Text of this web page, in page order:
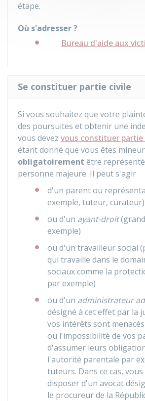
étape.
Où s'adresser ?
Bureau d'aide aux
Se constituer partie civile
Si vous souhaitez que votre
des poursuites et obtenir une
vous devez vous constituer partie
étant donné que vous êtes
obligatoirement être
personne majeure. Il peut s'agir
d'un parent ou
exemple, tuteur, curateur)
ou d'un ayant-droit
exemple)
ou d'un travailleur social
qui travaille dans le
sociaux comme la
par exemple)
ou d'un administrateur
désigné à cet effet par la
vos intérêts sont
ou l'impossibilité de vos
d'assumer leurs
l'autorité parentale par
tuteurs. Dans ce cas,
disposer d'un avocat
le procureur de la